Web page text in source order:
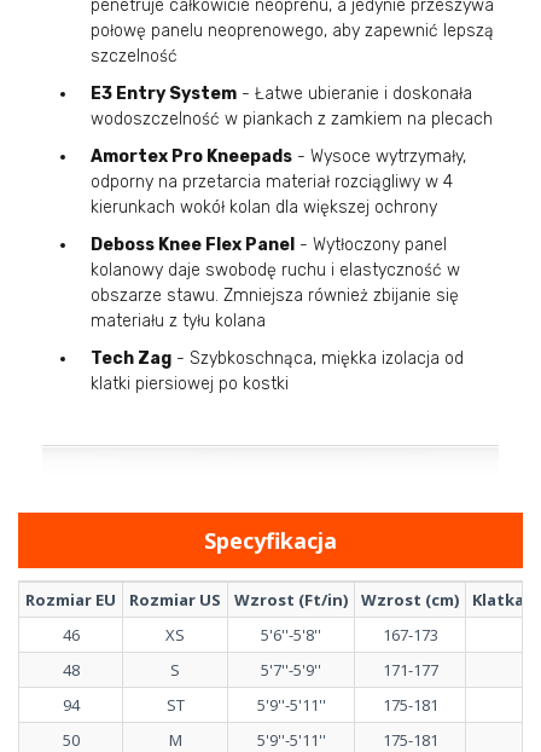
penetruje całkowicie neoprenu, a jedynie przeszywa
połowę panelu neoprenowego, aby zapewnić lepszą
szczelność
E3 Entry System - Łatwe ubieranie i doskonała
wodoszczelność w piankach z zamkiem na plecach
Amortex Pro Kneepads - Wysoce wytrzymały,
odporny na przetarcia materiał rozciągliwy w 4
kierunkach wokół kolan dla większej ochrony
Deboss Knee Flex Panel - Wytłoczony panel
kolanowy daje swobodę ruchu i elastyczność w
obszarze stawu. Zmniejsza również zbijanie się
materiału z tyłu kolana
Tech Zag - Szybkoschnąca, miękka izolacja od
klatki piersiowej po kostki
Specyfikacja
Rozmiar EU Rozmiar US Wzrost (Ft/in) Wzrost (cm)
Klatka
46
XS 5'6''-5'8'' 167-173
48
S 5'7''-5'9'' 171-177
94
ST 5'9''-5'11'' 175-181
50
M 5'9''-5'11'' 175-181